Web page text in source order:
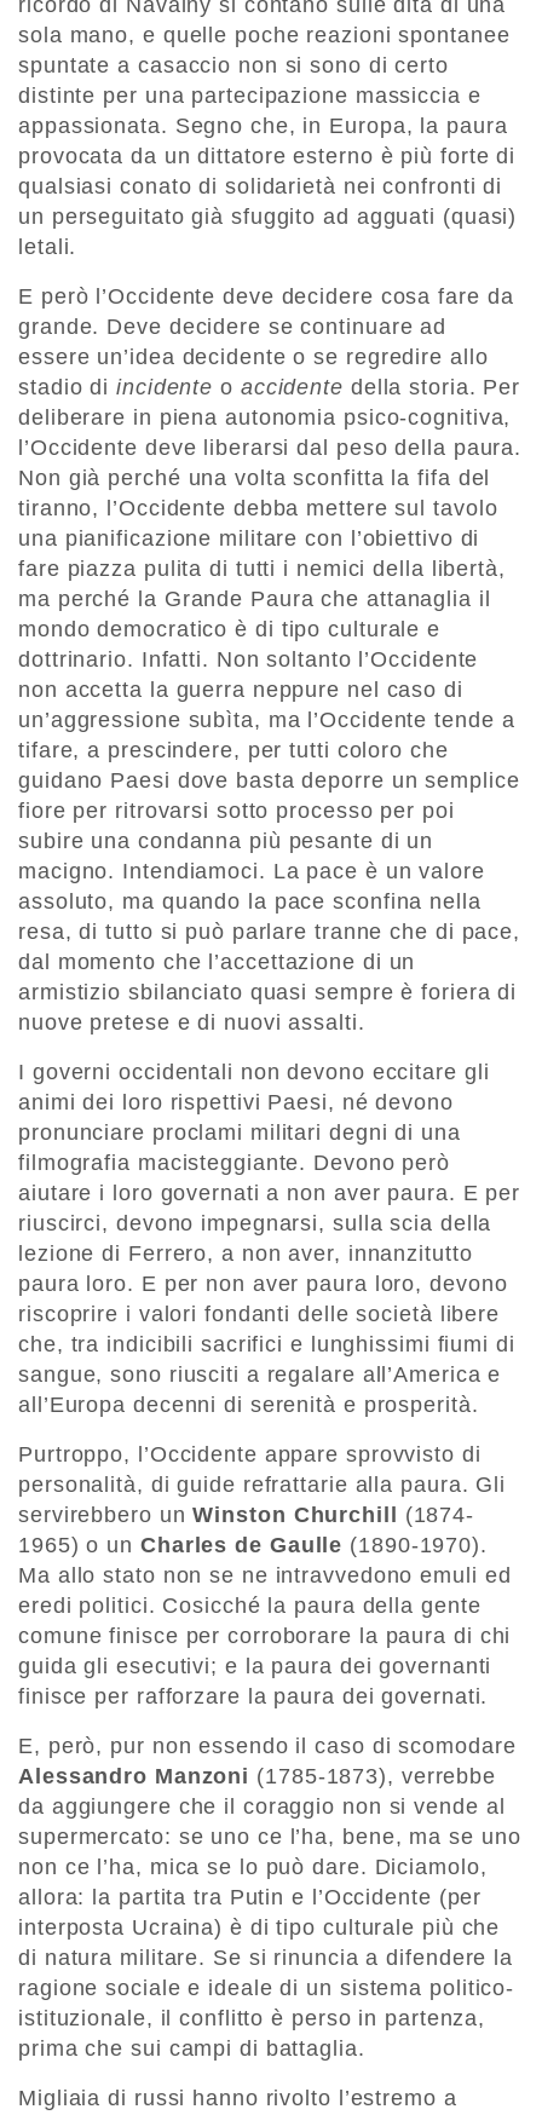
ricordo di Navalny si contano sulle dita di una
sola mano, e quelle poche reazioni spontanee
spuntate a casaccio non si sono di certo
distinte per una partecipazione massiccia e
appassionata. Segno che, in Europa, la paura
provocata da un dittatore esterno è più forte di
qualsiasi conato di solidarietà nei confronti di
un perseguitato già sfuggito ad agguati (quasi)
letali.
E però l’Occidente deve decidere cosa fare da
grande. Deve decidere se continuare ad
essere un’idea decidente o se regredire allo
stadio diincidente o accidente della storia. Per
deliberare in piena autonomia psico-cognitiva,
l’Occidente deve liberarsi dal peso della paura.
Non già perché una volta sconfitta la fifa del
tiranno, l’Occidente debba mettere sul tavolo
una pianificazione militare con l’obiettivo di
fare piazza pulita di tutti i nemici della libertà,
ma perché la Grande Paura che attanaglia il
mondo democratico è di tipo culturale e
dottrinario. Infatti. Non soltanto l’Occidente
non accetta la guerra neppure nel caso di
un’aggressione subìta, ma l’Occidente tende a
tifare, a prescindere, per tutti coloro che
guidano Paesi dove basta deporre un semplice
fiore per ritrovarsi sotto processo per poi
subire una condanna più pesante di un
macigno. Intendiamoci. La pace è un valore
assoluto, ma quando la pace sconfina nella
resa, di tutto si può parlare tranne che di pace,
dal momento che l’accettazione di un
armistizio sbilanciato quasi sempre è foriera di
nuove pretese e di nuovi assalti.
I governi occidentali non devono eccitare gli
animi dei loro rispettivi Paesi, né devono
pronunciare proclami militari degni di una
filmografia macisteggiante. Devono però
aiutare i loro governati a non aver paura. E per
riuscirci, devono impegnarsi, sulla scia della
lezione di Ferrero, a non aver, innanzitutto
paura loro. E per non aver paura loro, devono
riscoprire i valori fondanti delle società libere
che, tra indicibili sacrifici e lunghissimi fiumi di
sangue, sono riusciti a regalare all’America e
all’Europa decenni di serenità e prosperità.
Purtroppo, l’Occidente appare sprovvisto di
personalità, di guide refrattarie alla paura. Gli
servirebbero unWinston Churchill
(1874-
1965) o un Charles de Gaulle (1890-1970).
Ma allo stato non se ne intravvedono emuli ed
eredi politici. Cosicché la paura della gente
comune finisce per corroborare la paura di chi
guida gli esecutivi; e la paura dei governanti
finisce per rafforzare la paura dei governati.
E, però, pur non essendo il caso di scomodare
Alessandro Manzoni (1785-1873), verrebbe
da aggiungere che il coraggio non si vende al
supermercato: se uno ce l’ha, bene, ma se uno
non ce l’ha, mica se lo può dare. Diciamolo,
allora: la partita tra Putin e l’Occidente (per
interposta Ucraina) è di tipo culturale più che
di natura militare. Se si rinuncia a difendere la
ragione sociale e ideale di un sistema politico-
istituzionale, il conflitto è perso in partenza,
prima che sui campi di battaglia.
Migliaia di russi hanno rivolto l’estremo a